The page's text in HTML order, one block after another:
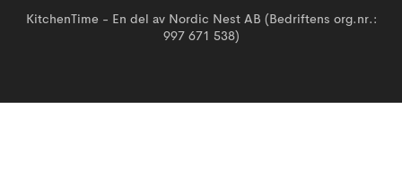
KitchenTime - En del av Nordic Nest AB (Bedriftens org.nr.:
997 671 538)